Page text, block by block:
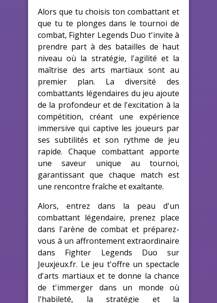
Alors que tu choisis ton combattant et
que tu te plonges dans le tournoi de
combat, Fighter Legends Duo t'invite à
prendre part à des batailles de haut
niveau où la stratégie, l'agilité et la
maîtrise des arts martiaux sont au
premier plan. La diversité des
combattants légendaires du jeu ajoute
de la profondeur et de l'excitation à la
compétition, créant une expérience
immersive qui captive les joueurs par
ses subtilités et son rythme de jeu
rapide. Chaque combattant apporte
une saveur unique au tournoi,
garantissant que chaque match est
une rencontre fraîche et exaltante.
Alors, entrez dans la peau d'un
combattant légendaire, prenez place
dans l'arène de combat et préparez-
vous à un affrontement extraordinaire
dans Fighter Legends Duo sur
Jeuxjeux.fr. Le jeu t'offre un spectacle
d'arts martiaux et te donne la chance
de t'immerger dans un monde où
l'habileté, la stratégie et la